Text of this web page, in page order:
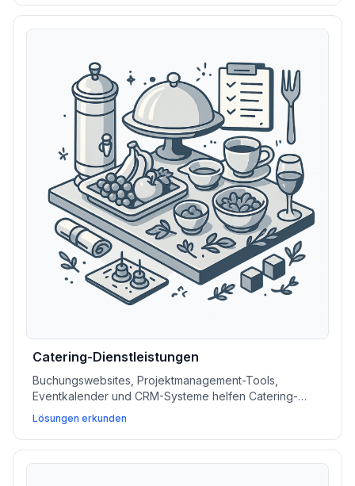
Publikumsverkehr zu maximieren.
Catering-Dienstleistungen
Buchungswebsites, Projektmanagement-Tools,
Eventkalender und CRM-Systeme helfen Catering-
Unternehmen, die Kommunikation mit Kunden zu
vereinfachen, Projekte zu verwalten und mehr
Aufträge abzuschließen.
Lösungen erkunden